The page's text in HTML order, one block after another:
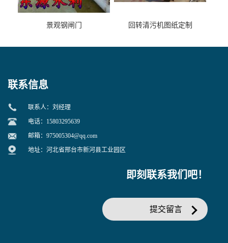
景观钢闸门 回转清污机图纸定制
联系信息
联系人：刘经理
电话：15803295639
邮箱： 975005304@qq.com
地址：河北省邢台市新河县工业园区
即刻联系我们吧！
提交留言